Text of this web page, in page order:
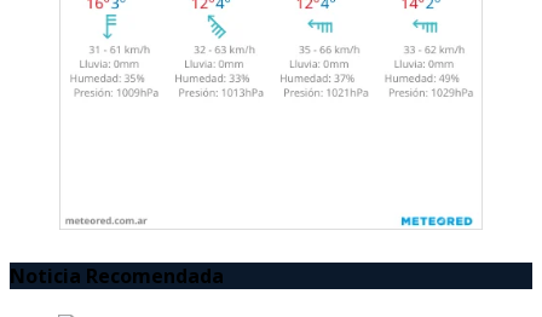
Noticia Recomendada